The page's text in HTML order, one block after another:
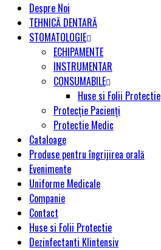
Despre Noi
TEHNICĂ DENTARĂ
STOMATOLOGIE
ECHIPAMENTE
INSTRUMENTAR
CONSUMABILE
Huse si Folii Protectie
Protecție Pacienți
Protectie Medic
Cataloage
Produse pentru îngrijirea orală
Evenimente
Uniforme Medicale
Companie
Contact
Huse si Folii Protectie
Dezinfectanti Klintensiv